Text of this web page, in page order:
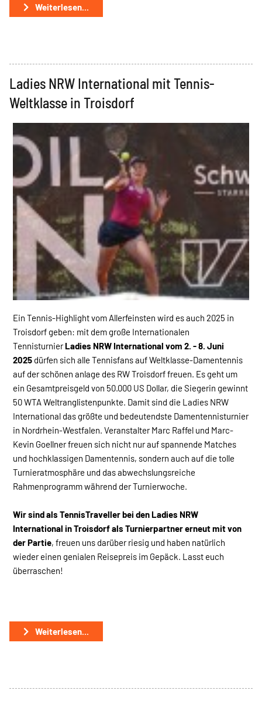
Weiterlesen...
Ladies NRW International mit Tennis-
Weltklasse in Troisdorf
Ein Tennis-Highlight vom Allerfeinsten wird es auch 2025 in
Troisdorf geben: mit dem große Internationalen
TennisturnierLadies NRW International vom 2. - 8. Juni
2025 dürfen sich alle Tennisfans auf Weltklasse-Damentennis
auf der schönen anlage des RW Troisdorf freuen. Es geht um
ein Gesamtpreisgeld von 50.000 US Dollar, die Siegerin gewinnt
50 WTA Weltranglistenpunkte. Damit sind die Ladies NRW
International das größte und bedeutendste Damentennisturnier
in Nordrhein-Westfalen. Veranstalter Marc Raffel und Marc-
Kevin Goellner freuen sich nicht nur auf spannende Matches
und hochklassigen Damentennis, sondern auch auf die tolle
Turnieratmosphäre und das abwechslungsreiche
Rahmenprogramm während der Turnierwoche.
Wir sind als TennisTraveller bei den Ladies NRW
International in Troisdorf als Turnierpartner erneut mit von
der Partie, freuen uns darüber riesig und haben natürlich
wieder einen genialen Reisepreis im Gepäck. Lasst euch
überraschen!
Weiterlesen...